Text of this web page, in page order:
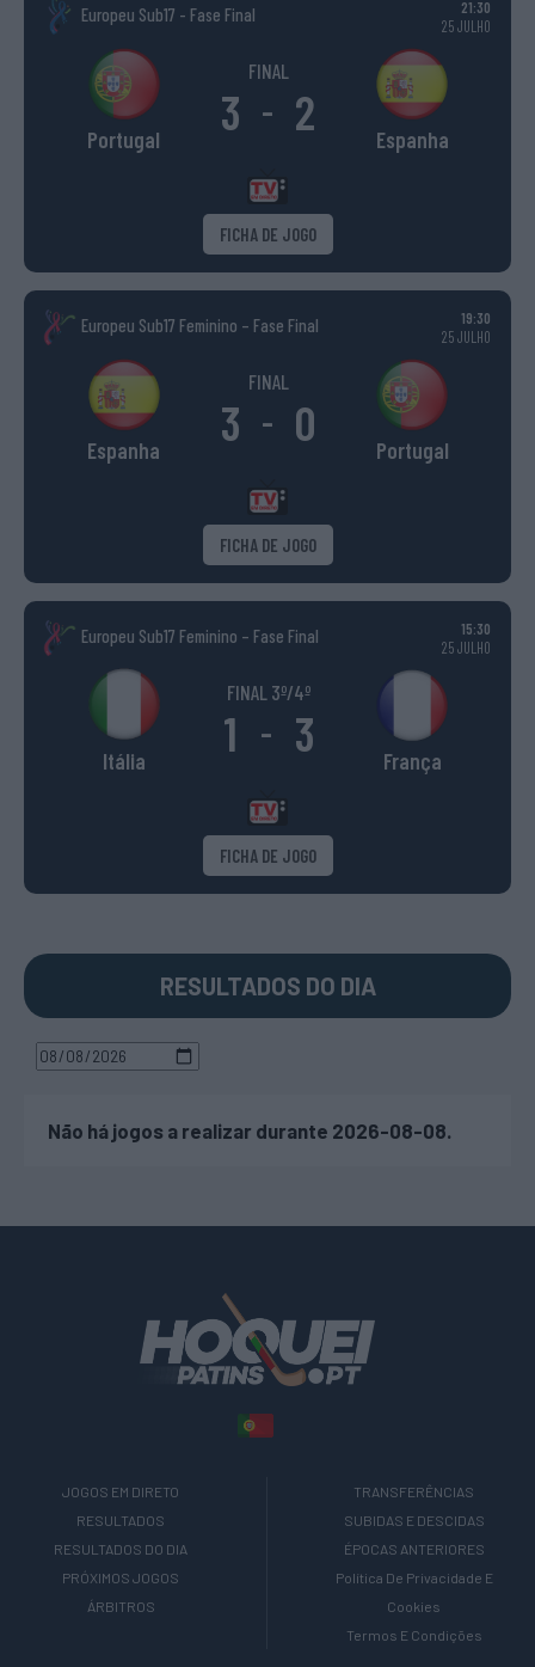
Europeu Sub17 - Fase Final
21:30
25 JULHO
Portugal
FINAL
3 - 2 Espanha
FICHA DE JOGO
Europeu Sub17 Feminino – Fase Final
19:30
25 JULHO
Espanha
FINAL
3 - 0 Portugal
FICHA DE JOGO
Europeu Sub17 Feminino – Fase Final
15:30
25 JULHO
Itália
FINAL 3º/4º
1 - 3 França
FICHA DE JOGO
RESULTADOS DO DIA
Não há jogos a realizar durante 2026-08-08.
JOGOS EM DIRETO
RESULTADOS
RESULTADOS DO DIA
PRÓXIMOS JOGOS
ÁRBITROS
TRANSFERÊNCIAS
SUBIDAS E DESCIDAS
ÉPOCAS ANTERIORES
Política De Privacidade E
Cookies
Termos E Condições